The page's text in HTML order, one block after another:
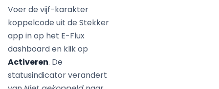
Voer de vijf-karakter
koppelcode uit de Stekker
app in op het E-Flux
dashboard en klik op
Activeren. De
statusindicator verandert